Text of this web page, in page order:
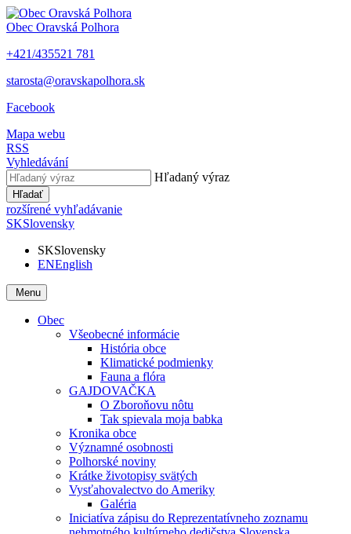
Obec Oravská Polhora
+421/435521 781
starosta@oravskapolhora.sk
Facebook
Mapa webu
RSS
Vyhledávání
Hľadaný výraz
Hľadať
rozšírené vyhľadávanie
SKSlovensky
SKSlovensky
ENEnglish
Menu
Obec
Všeobecné informácie
História obce
Klimatické podmienky
Fauna a flóra
GAJDOVAČKA
O Zboroňovu nôtu
Tak spievala moja babka
Kronika obce
Významné osobnosti
Polhorské noviny
Krátke životopisy svätých
Vysťahovalectvo do Ameriky
Galéria
Iniciatíva zápisu do Reprezentatívneho zoznamu